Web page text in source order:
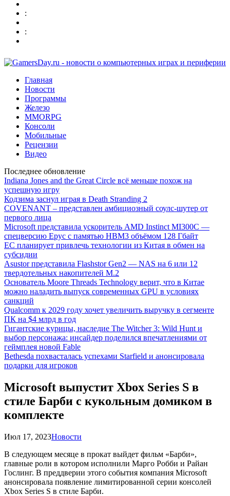
:
:
Главная
Новости
Программы
Железо
MMORPG
Консоли
Мобильные
Рецензии
Видео
Последнее обновление
Indiana Jones and the Great Circle всё меньше похож на
успешную игру
Кодзима заснул играя в Death Stranding 2
COVENANT – представлен амбициозный соулс-шутер от
первого лица
Microsoft представила ускоритель AMD Instinct MI300C —
спецверсию Epyc с памятью HBM3 объёмом 128 Гбайт
ЕС планирует привлечь технологии из Китая в обмен на
субсидии
Asustor представила Flashstor Gen2 — NAS на 6 или 12
твердотельных накопителей M.2
Основатель Moore Threads Technology верит, что в Китае
можно наладить выпуск современных GPU в условиях
санкций
Qualcomm к 2029 году хочет увеличить выручку в сегменте
ПК на $4 млрд в год
Гигантские курицы, наследие The Witcher 3: Wild Hunt и
выбор персонажа: инсайдер поделился впечатлениями от
геймплея новой Fable
Bethesda похвасталась успехами Starfield и анонсировала
подарки для игроков
Microsoft выпустит Xbox Series S в
стиле Барби с кукольным домиком в
комплекте
Июл 17, 2023Новости
В следующем месяце в прокат выйдет фильм «Барби»,
главные роли в котором исполнили Марго Робби и Райан
Гослинг. В преддверии этого события компания Microsoft
анонсировала появление лимитированной серии консолей
Xbox Series S в стиле Барби.